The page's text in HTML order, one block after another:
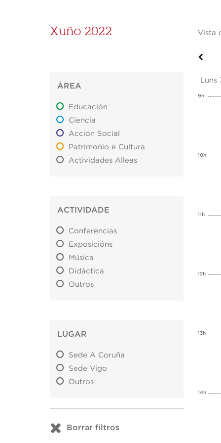
Xuño 2022 Vista
ÁREA
Educación
Ciencia
Acción Social
Patrimonio e Cultura
Actividades Alleas
ACTIVIDADE
Conferencias
Exposicións
Música
Didáctica
Outros
LUGAR
Sede A Coruña
Sede Vigo
Outros
Borrar filtros
Luns
9h
10h
11h
12h
13h
14h